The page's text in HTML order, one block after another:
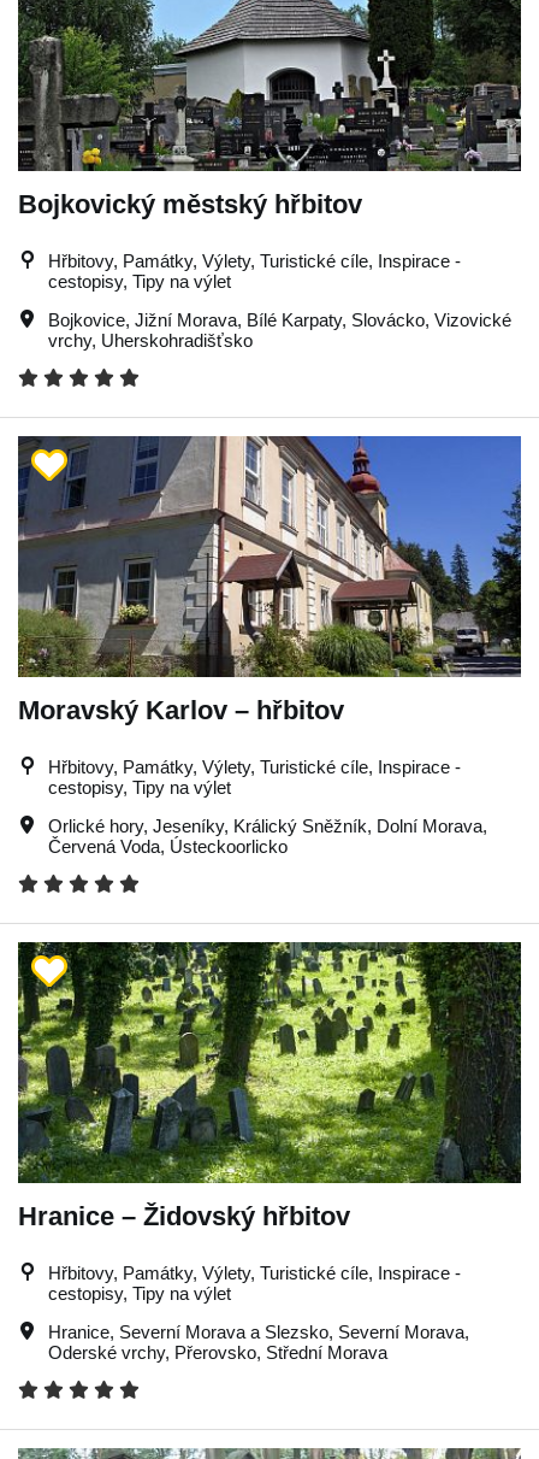
Bojkovický městský hřbitov
Hřbitovy, Památky, Výlety, Turistické cíle, Inspirace -
cestopisy, Tipy na výlet
Bojkovice, Jižní Morava, Bílé Karpaty, Slovácko, Vizovické
vrchy, Uherskohradišťsko
Moravský Karlov – hřbitov
Hřbitovy, Památky, Výlety, Turistické cíle, Inspirace -
cestopisy, Tipy na výlet
Orlické hory, Jeseníky, Králický Sněžník, Dolní Morava,
Červená Voda, Ústeckoorlicko
Hranice – Židovský hřbitov
Hřbitovy, Památky, Výlety, Turistické cíle, Inspirace -
cestopisy, Tipy na výlet
Hranice, Severní Morava a Slezsko, Severní Morava,
Oderské vrchy, Přerovsko, Střední Morava